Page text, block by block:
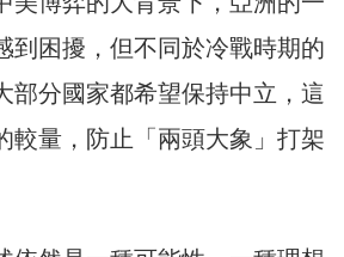
到困擾，但不同於冷戰時期的
部分國家都希望保持中立，這
較量，防止「兩頭大象」打架